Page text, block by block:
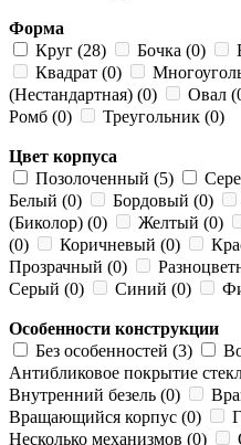
Форма
Круг (28)
Бочка (0)
Квадрат (0)
(Нестандартная) (0)
Овал
Ромб (0)
Треугольник (0)
Цвет корпуса
Позолоченный (5)
Белый (0)
Бордовый (0)
(Биколор) (0)
Желтый (0)
(0)
Коричневый (0)
Прозрачный (0)
Серый (0)
Синий (0)
Особенности конструкции
Без особенностей (3)
Антибликовое покрытие
Внутренний безель (0)
Вращающийся корпус (0)
Несколько механизмов (0)